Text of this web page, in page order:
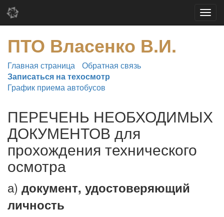
ПТО Власенко В.И.
Главная страница
Обратная связь
Записаться на техосмотр
График приема автобусов
ПЕРЕЧЕНЬ НЕОБХОДИМЫХ
ДОКУМЕНТОВ для
прохождения технического
осмотра
а) документ, удостоверяющий
личность